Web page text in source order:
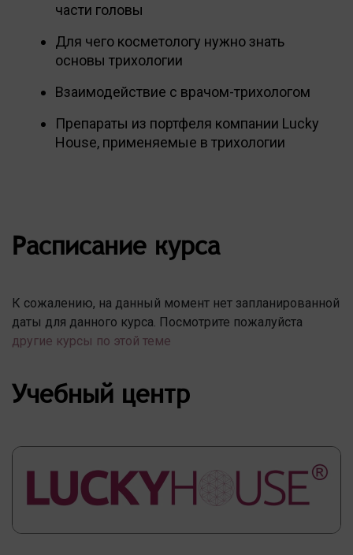
части головы
Для чего косметологу нужно знать
основы трихологии
Взаимодействие с врачом-трихологом
Препараты из портфеля компании Lucky
House, применяемые в трихологии
Расписание курса
К сожалению, на данный момент нет запланированной
даты для данного курса. Посмотрите пожалуйста
другие курсы по этой теме
Учебный центр